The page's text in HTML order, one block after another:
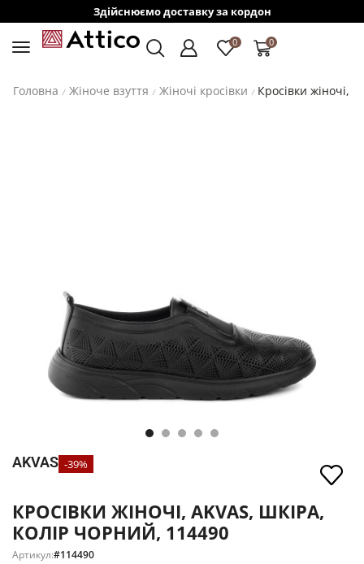
Здійснюємо доставку за кордон
0 0
Головна / Жіноче взуття / Жіночі кросівки / Кросівки жіночі,
AKVAS -39%
КРОСІВКИ ЖІНОЧІ, AKVAS, ШКІРА,
КОЛІР ЧОРНИЙ, 114490
Артикул:#114490